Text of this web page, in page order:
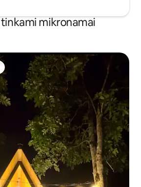
mikronamai